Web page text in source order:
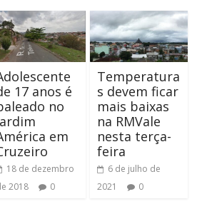
17 anos é
no
em
18 de dezembro
2018
0
Temperatura
s devem ficar
mais baixas
na RMVale
nesta terça-
feira
6 de julho de
2021
0